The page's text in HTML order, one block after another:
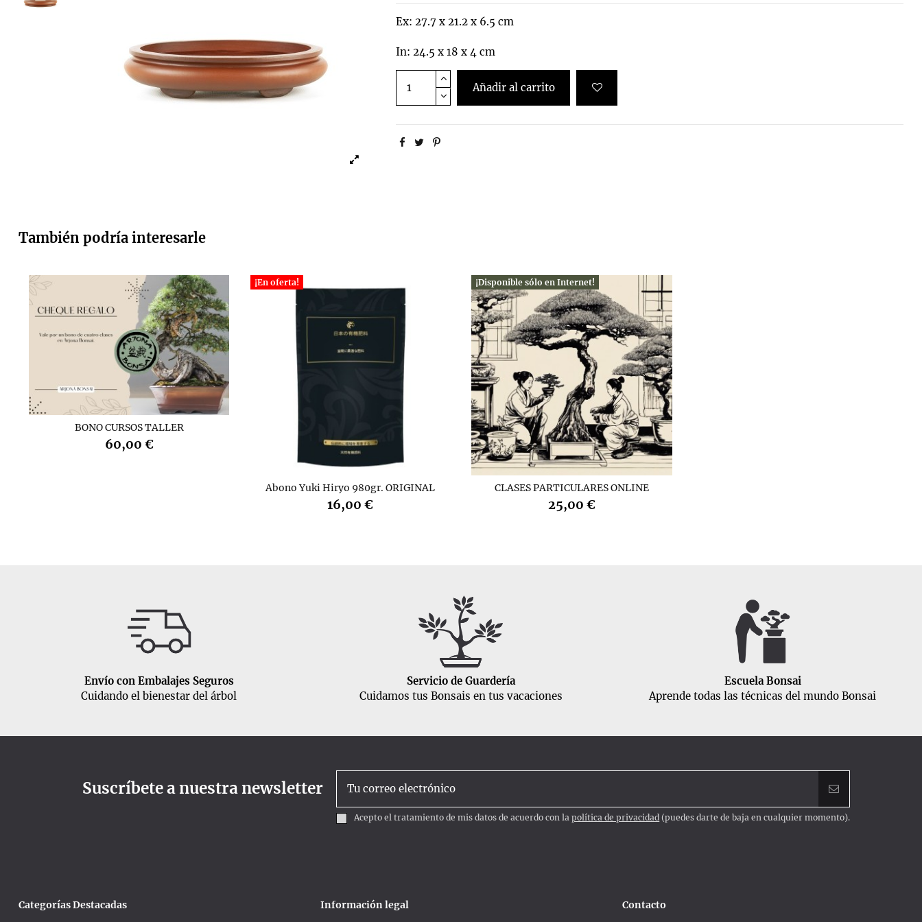
Ex: 27.7 x 21.2 x 6.5 cm
In: 24.5 x 18 x 4 cm
Añadir al carrito
También podría interesarle
BONO CURSOS TALLER
60,00 €
¡En oferta!
Abono Yuki Hiryo 980gr. ORIGINAL
16,00 €
¡Disponible sólo en Internet!
CLASES PARTICULARES ONLINE
25,00 €
Envío con Embalajes Seguros
Cuidando el bienestar del árbol
Servicio de Guardería
Cuidamos tus Bonsais en tus vacaciones
Escuela Bonsai
Aprende todas las técnicas del mundo Bonsai
Suscríbete a nuestra newsletter
Acepto el tratamiento de mis datos de acuerdo con lapolítica de privacidad (puedes darte de baja en cualquier momento).
Categorías Destacadas Información legal Contacto